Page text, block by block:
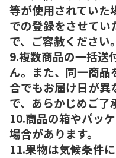
等が使用されていた
での登録をさせてい
で、ご容赦ください。
9.複数商品の一括送
ん。また、同一商品
合でもお届け日が異
で、あらかじめご了
10.商品の箱やパッ
場合があります。
11.果物は気候条件